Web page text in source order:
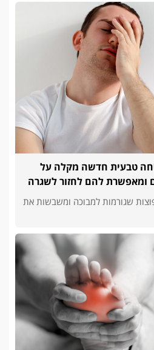
טבעית חדשה מקלה על
ומאפשרת להם לחזור לשגרה
שגורמות למבוכה ומשבשות את